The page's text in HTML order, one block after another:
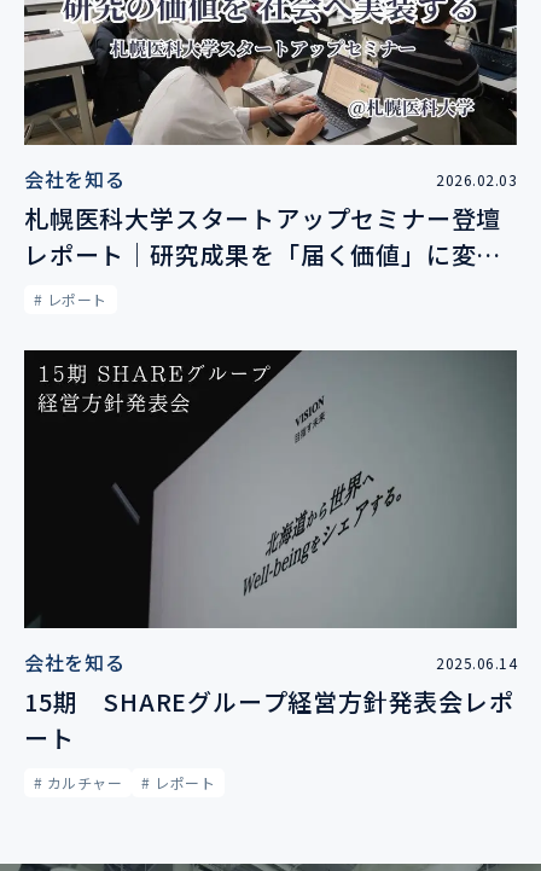
会社を知る 2026.02.03
札幌医科大学スタートアップセミナー登壇
レポート｜研究成果を「届く価値」に変え
る虫・鳥・魚の目
# レポート
会社を知る 2025.06.14
15期 SHAREグループ経営方針発表会レポ
ート
# カルチャー # レポート